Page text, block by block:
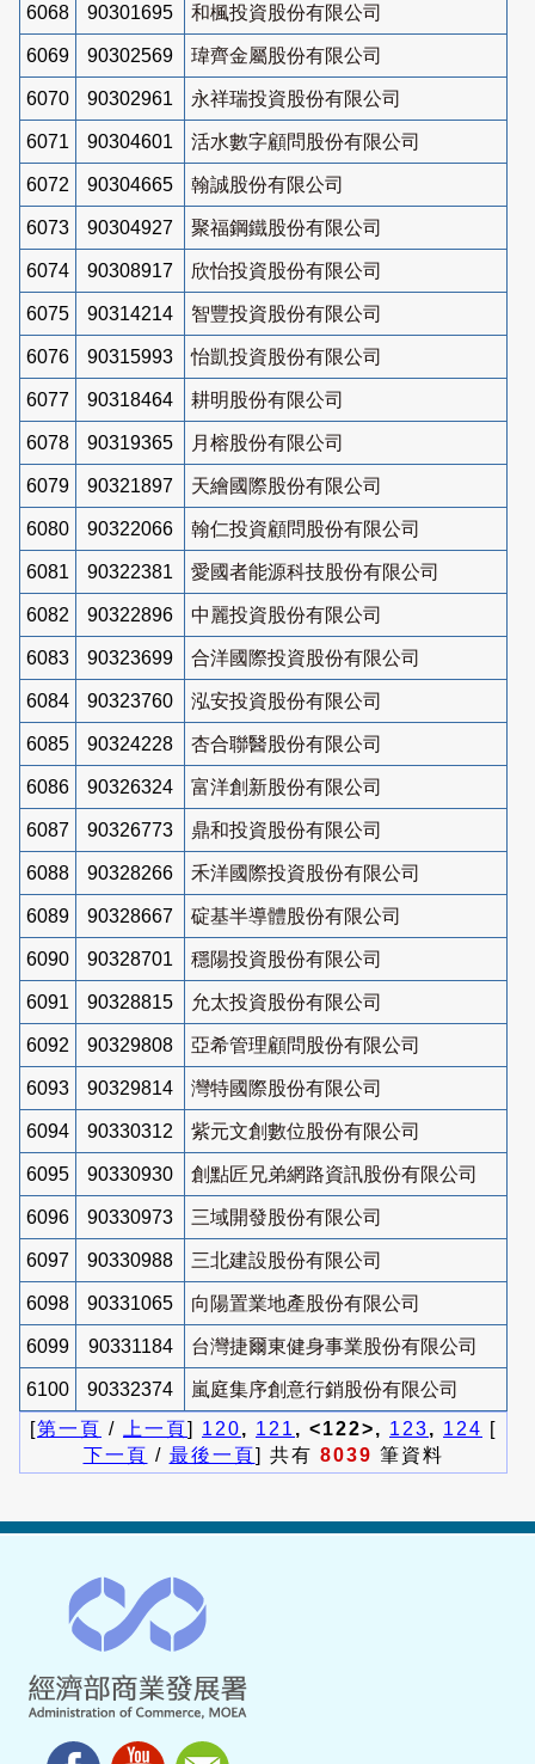
6068 90301695 和楓投資股份有限公司
6069 90302569 瑋齊金屬股份有限公司
6070 90302961 永祥瑞投資股份有限公司
6071 90304601 活水數字顧問股份有限公司
6072 90304665 翰誠股份有限公司
6073 90304927 聚福鋼鐵股份有限公司
6074 90308917 欣怡投資股份有限公司
6075 90314214 智豐投資股份有限公司
6076 90315993 怡凱投資股份有限公司
6077 90318464 耕明股份有限公司
6078 90319365 月榕股份有限公司
6079 90321897 天繪國際股份有限公司
6080 90322066 翰仁投資顧問股份有限公司
6081 90322381 愛國者能源科技股份有限公司
6082 90322896 中麗投資股份有限公司
6083 90323699 合洋國際投資股份有限公司
6084 90323760 泓安投資股份有限公司
6085 90324228 杏合聯醫股份有限公司
6086 90326324 富洋創新股份有限公司
6087 90326773 鼎和投資股份有限公司
6088 90328266 禾洋國際投資股份有限公司
6089 90328667 碇基半導體股份有限公司
6090 90328701 穩陽投資股份有限公司
6091 90328815 允太投資股份有限公司
6092 90329808 亞希管理顧問股份有限公司
6093 90329814 灣特國際股份有限公司
6094 90330312 紫元文創數位股份有限公司
6095 90330930 創點匠兄弟網路資訊股份有限公司
6096 90330973 三域開發股份有限公司
6097 90330988 三北建設股份有限公司
6098 90331065 向陽置業地產股份有限公司
6099 90331184 台灣捷爾東健身事業股份有限公司
6100 90332374
嵐庭集序創意行銷股份有限公司
[第一頁 / 上一頁] 120, 121 , <122>, 123, 124 [
下一頁 / 最後一頁] 共有 8039 筆資料